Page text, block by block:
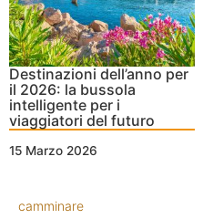
Destinazioni dell’anno per
il 2026: la bussola
intelligente per i
viaggiatori del futuro
15 Marzo 2026
camminare